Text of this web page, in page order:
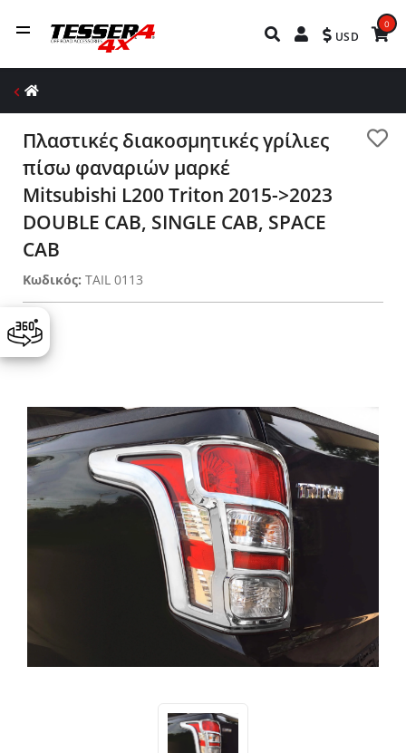
USD
0
Πλαστικές διακοσμητικές γρίλιες
πίσω φαναριών μαρκέ
Mitsubishi L200 Triton 2015->2023
DOUBLE CAB, SINGLE CAB, SPACE
CAB
Κωδικός: TAIL 0113